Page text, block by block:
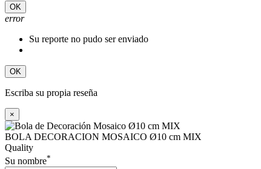
OK
error
Su reporte no pudo ser enviado
OK
Escriba su propia reseña
×
BOLA DECORACION MOSAICO Ø10 cm MIX
Quality
Su nombre*